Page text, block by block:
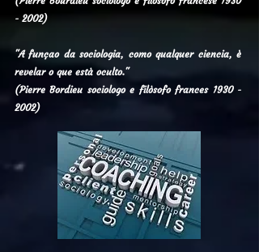
- 2002)
"A funçao da sociologia, como qualquer ciencia, è
revelar o que està oculto."
(Pierre Bordieu sociologo e filòsofo frances 1930 -
2002)